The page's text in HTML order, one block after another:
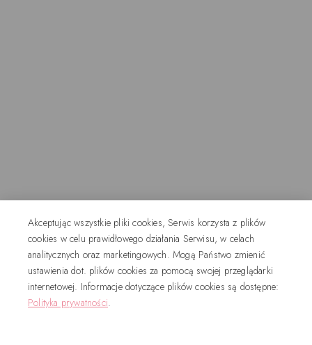
Akceptując wszystkie pliki cookies, Serwis korzysta z plików
cookies w celu prawidłowego działania Serwisu, w celach
analitycznych oraz marketingowych. Mogą Państwo zmienić
ustawienia dot. plików cookies za pomocą swojej przeglądarki
internetowej. Informacje dotyczące plików cookies są dostępne:
Polityka prywatności.